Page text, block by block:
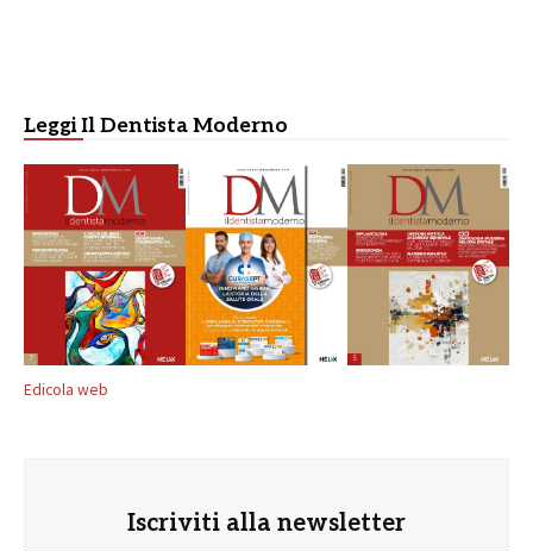
Leggi Il Dentista Moderno
Edicola web
Iscriviti alla newsletter